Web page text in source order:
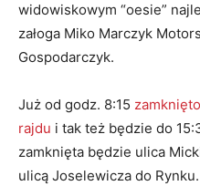
widowiskowym “oesie”
załoga Miko Marczyk
Gospodarczyk.
Już od godz. 8:15
rajdu i tak też będzie do
zamknięta będzie ulica
ulicą Joselewicza do